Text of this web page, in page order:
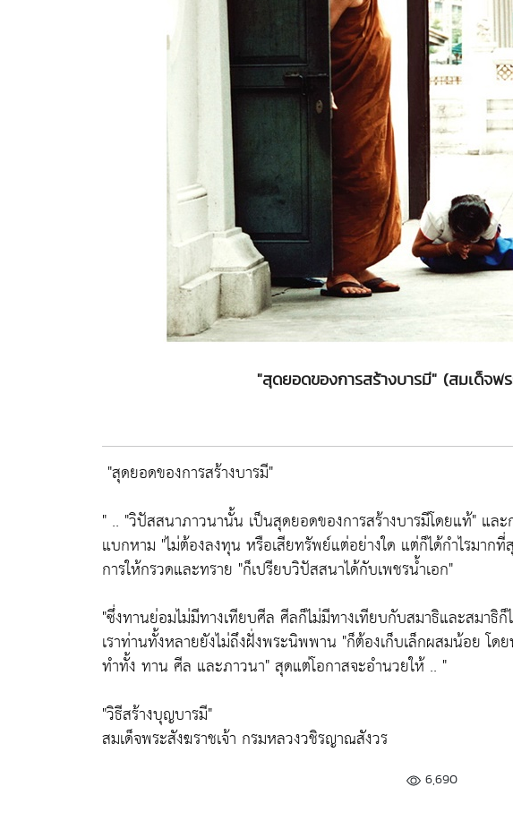
"สุดยอดของการสร้างบารมี" (สมเด็จพร
"สุดยอดของการสร้างบารมี"
" .. "วิปัสสนาภาวนานั้น เป็นสุดยอดของการสร้างบารมีโดยแท้" และ
แบกหาม "ไม่ต้องลงทุน หรือเสียทรัพย์แต่อย่างใด แต่ก็ได้กำไรมาก
การให้กรวดและทราย "ก็เปรียบวิปัสสนาได้กับเพชรน้ำเอก"
"ซึ่งทานย่อมไม่มีทางเทียบศีล ศีลก็ไม่มีทางเทียบกับสมาธิและสมาธิ
เราท่านทั้งหลายยังไม่ถึงฝั่งพระนิพพาน "ก็ต้องเก็บเล็กผสมน้อย โด
ทำทั้ง ทาน ศีล และภาวนา" สุดแต่โอกาสจะอำนวยให้.. "
"วิธีสร้างบุญบารมี"
สมเด็จพระสังฆราชเจ้า กรมหลวงวชิรญาณสังวร
6,690